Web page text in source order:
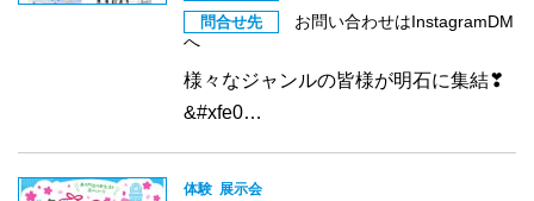
問合せ先
お問い合わせはInstagramDM
へ
様々なジャンルの皆様が明石に集結❣
&#xfe0…
体験 展示会